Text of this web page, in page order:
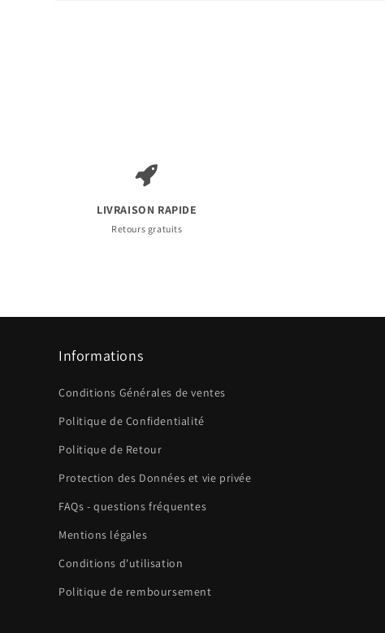
LIVRAISON RAPIDE
Retours gratuits
Informations
Conditions Générales de ventes
Politique de Confidentialité
Politique de Retour
Protection des Données et vie privée
FAQs - questions fréquentes
Mentions légales
Conditions d'utilisation
Politique de remboursement